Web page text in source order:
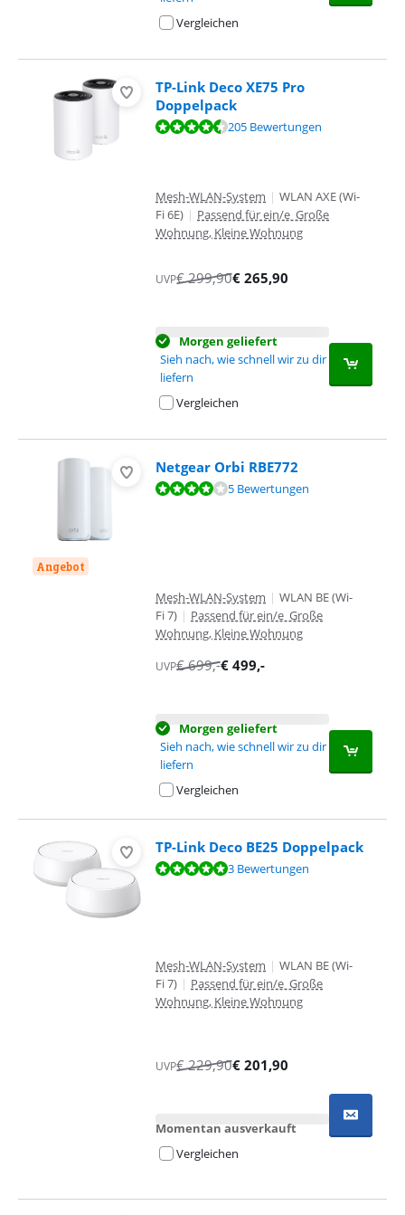
Vergleichen
TP-Link Deco XE75 Pro
Doppelpack
Bewertet mit 8,9 von 10, basierend auf 205 Bewertungen.
205 Bewertungen
Mesh-WLAN-System | WLAN AXE (Wi-
Fi 6E) | Passend für ein/e Große
Wohnung, Kleine Wohnung
UVP€299,90€ 265,90
Morgen geliefert
Sieh nach, wie schnell wir zu dir
liefern
Vergleichen
Angebot
Netgear Orbi RBE772
Bewertet mit 8,0 von 10, basierend auf 5 Bewertungen.
5 Bewertungen
Mesh-WLAN-System | WLAN BE (Wi-
Fi 7) | Passend für ein/e Große
Wohnung, Kleine Wohnung
UVP€699,-€ 499,-
Morgen geliefert
Sieh nach, wie schnell wir zu dir
liefern
Vergleichen
TP-Link Deco BE25 Doppelpack
Bewertet mit 9,7 von 10, basierend auf 3 Bewertungen.
3 Bewertungen
Mesh-WLAN-System | WLAN BE (Wi-
Fi 7) | Passend für ein/e Große
Wohnung, Kleine Wohnung
UVP€229,90€ 201,90
Momentan ausverkauft
Vergleichen